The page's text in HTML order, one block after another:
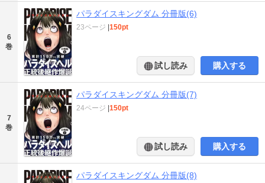
6
巻
パラダイスキングダム 分冊版(6)
23ページ |150pt
試し読み 購入する
7
巻
パラダイスキングダム 分冊版(7)
24ページ |150pt
試し読み 購入する
パラダイスキングダム 分冊版(8)